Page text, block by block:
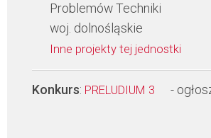
Problemów Techniki
woj. dolnośląskie
Inne projekty tej jednostki
Konkurs: PRELUDIUM 3 -